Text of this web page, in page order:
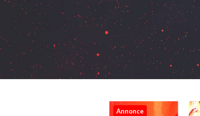
Annonce